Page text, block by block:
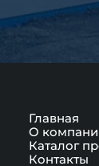
Главная
О
Каталог
Контакты